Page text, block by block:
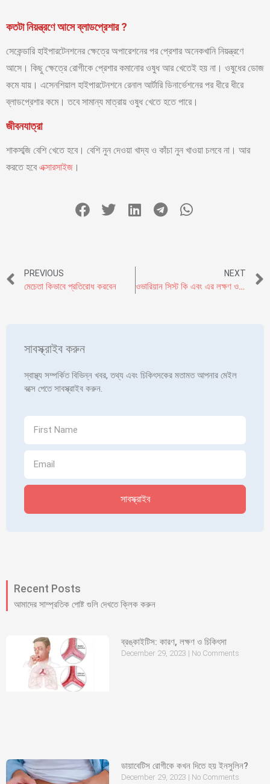
কতটা নিয়ন্ত্রণে আসে ব্লাডপ্রেশার ?
সেকেন্ডারি হাইপারটেনশনের ক্ষেত্রে অপারেশনের পর প্রেশার অনেকখানি নিয়ন্ত্রণে
আসে। কিছু ক্ষেত্রে রোগীকে প্রেশার কমানোর ওষুধ আর খেতেই হয় না। ওষুধের ডোজ
কমে যায়। এসেনশিয়াল হাইপারটেনশনে রেনাল আর্টারি ডিনার্ভেশনের পর ধীরে ধীরে
ব্লাডপ্রেশার কমে। তবে সামান্য মাত্রায় ওষুধ খেতে হতে পারে।
জীবনযাত্রা
শাকসব্জি বেশি খেতে হবে। বেশি নুন দেওয়া খাদ্য ও কাঁচা নুন খাওয়া চলবে না। আর
করতে হবেএক্সারসাইজ ।
PREVIOUS
মেচেতা কিভাবে প্রতিরোধ করবেন
NEXT
ওভারিয়ান সিস্ট কি এবং এর লক্ষণ ও চিকিৎসা কি
সাবস্ক্রাইব করুন
স্বাস্থ্য সম্পর্কিত বিভিন্ন খবর, তথ্য এবং চিকিৎসকের মতামত আপনার মেইল
বক্সে পেতে সাবস্ক্রাইব করুন.
সাবস্ক্রাইব
Recent Posts
আমাদের সাম্প্রতিক পোষ্ট গুলি দেখতে ক্লিক করুন
ব্রঙ্কাইটিস: কারণ, লক্ষণ ও চিকিৎসা
December 29, 2023 No Comments
ডায়াবেটিস রোগীকে কখন দিতে হয় ইনসুলিন?
December 29, 2023 No Comments